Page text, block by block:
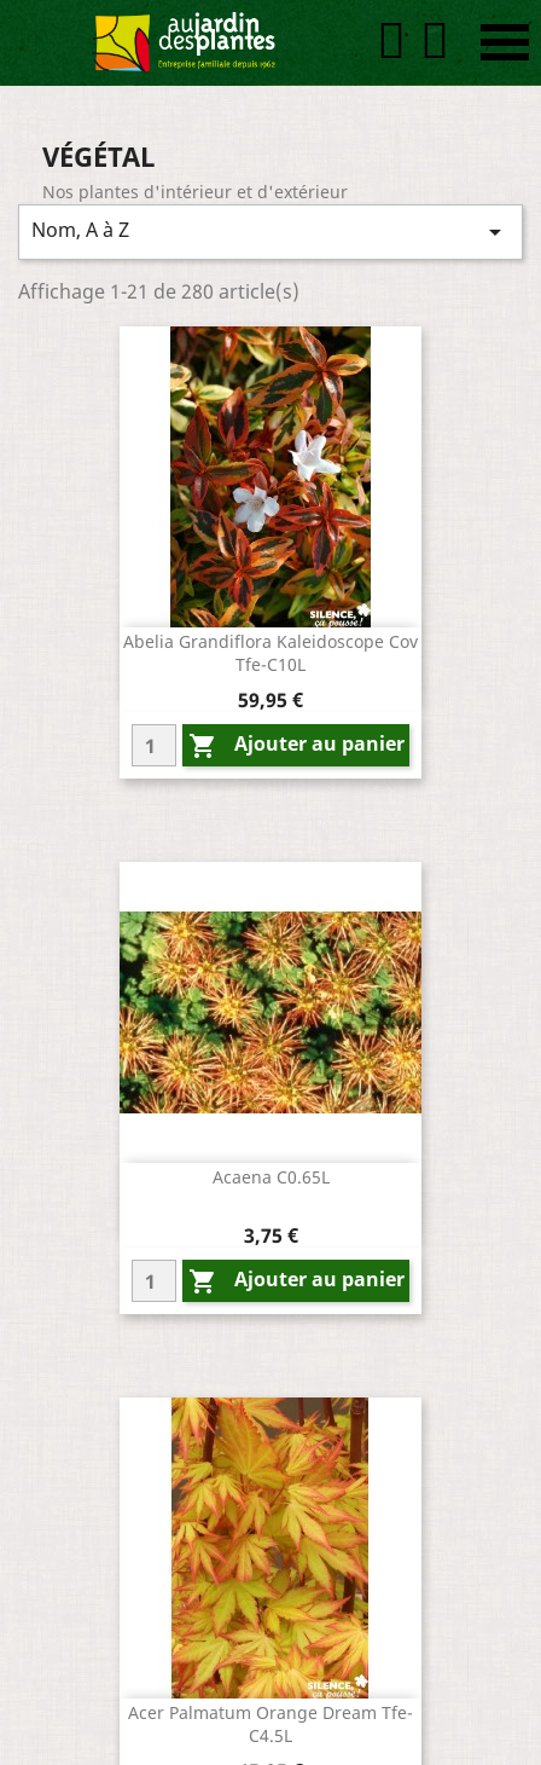
VÉGÉTAL
Nos plantes d'intérieur et d'extérieur
Nom, A à Z 
Affichage 1-21 de 280 article(s)
Abelia Grandiflora Kaleidoscope Cov
Tfe-C10L
Prix
59,95 €
 Ajouter au panier
Acaena C0.65L
Prix
3,75 €
 Ajouter au panier
Acer Palmatum Orange Dream Tfe-
C4.5L
 